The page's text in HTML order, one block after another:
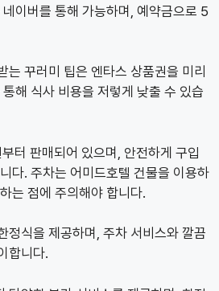
이버를 통해 가능하며, 예약금으로 5
는 꾸러미 팁은 엔타스 상품권을 미리
해 식사 비용을 저렇게 낮출 수 있습
터 판매되어 있으며, 안전하게 구입
다. 주차는 어미드호텔 건물을 이용하
는 점에 주의해야 합니다.
정식을 제공하며, 주차 서비스와 깔끔
합니다.